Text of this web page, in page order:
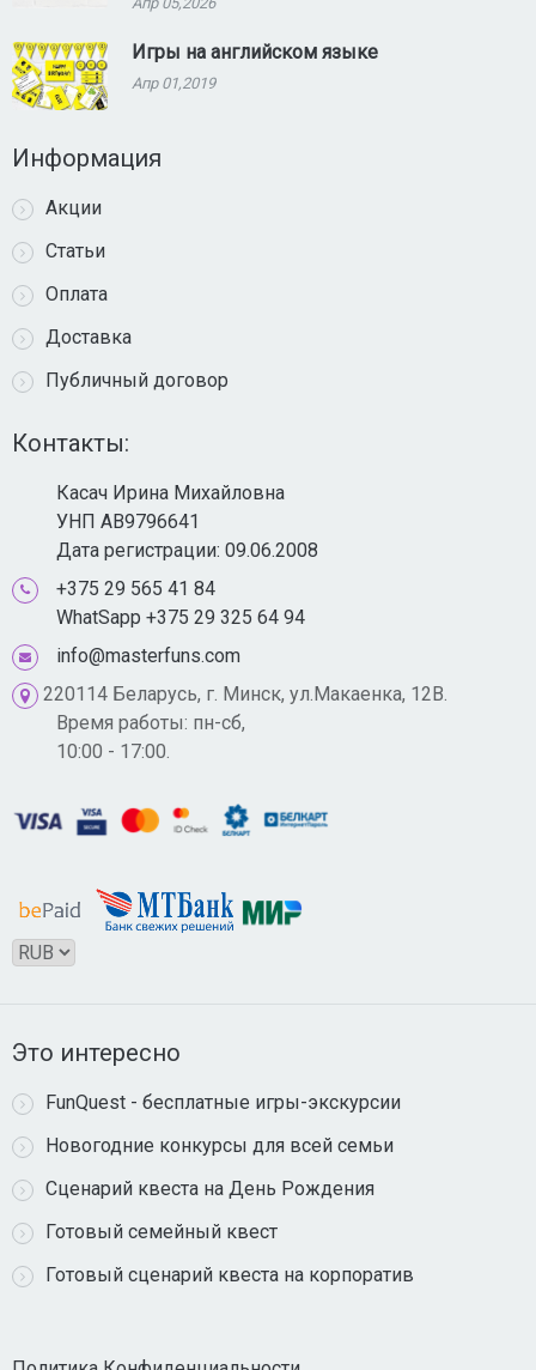
Игры на английском языке
Апр 01,2019
Информация
Акции
Статьи
Оплата
Доставка
Публичный договор
Контакты:
Касач Ирина Михайловна
УНП AB9796641
Дата регистрации: 09.06.2008
+375 29 565 41 84
WhatSapp +375 29 325 64 94
info@masterfuns.com
220114 Беларусь, г. Минск, ул.Макаенка, 12В.
Время работы: пн-сб,
10:00 - 17:00.
Это интересно
FunQuest - бесплатные игры-экскурсии
Новогодние конкурсы для всей семьи
Сценарий квеста на День Рождения
Готовый семейный квест
Готовый сценарий квеста на корпоратив